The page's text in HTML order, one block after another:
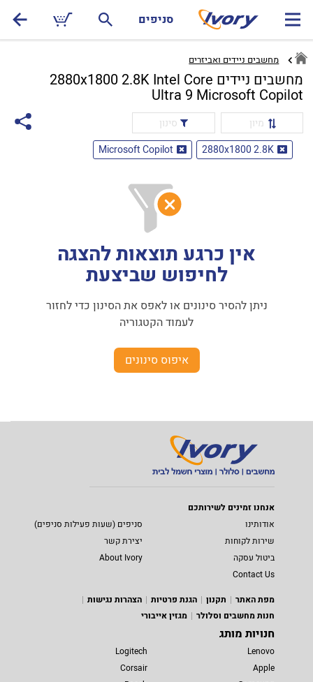
סניפים
מחשבים ניידים ואביזרים
מחשבים ניידים 2880x1800 2.8K Intel Core
Ultra 9 Microsoft Copilot
מיון
סינון
2880x1800 2.8K
Microsoft Copilot
אין כרגע תוצאות להצגה
לחיפוש שביצעת
ניתן להסיר סינונים או לאפס את הסינון כדי לחזור
לעמוד הקטגוריה
איפוס סינונים
אנחנו זמינים לשירותכם
אודותינו
סניפים (שעות פעילות סניפים)
שירות לקוחות
יצירת קשר
ביטול עסקה
About Ivory
Contact Us
מפת האתר
תקנון הגנת פרטיות
הצהרות נגישות
חנות מחשבים וסלולר
מגזין אייבורי
חנויות מותג
Lenovo
Apple
Logitech
Corsair